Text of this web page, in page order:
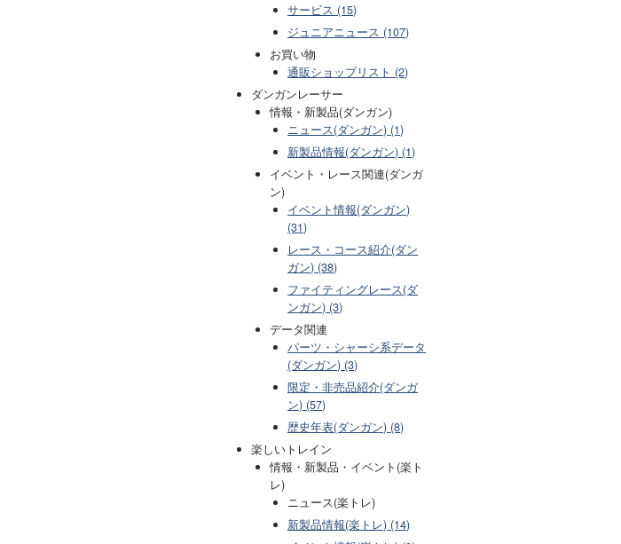
サービス (15)
ジュニアニュース (107)
お買い物
通販ショップリスト (2)
ダンガンレーサー
情報・新製品(ダンガン)
ニュース(ダンガン) (1)
新製品情報(ダンガン) (1)
イベント・レース関連(ダンガ
ン)
イベント情報(ダンガン)
(31)
レース・コース紹介(ダン
ガン) (38)
ファイティングレース(ダ
ンガン) (3)
データ関連
パーツ・シャーシ系データ
(ダンガン) (3)
限定・非売品紹介(ダンガ
ン) (57)
歴史年表(ダンガン) (8)
楽しいトレイン
情報・新製品・イベント(楽ト
レ)
ニュース(楽トレ)
新製品情報(楽トレ) (14)